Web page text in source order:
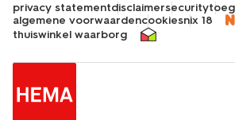
privacy statementdisclaimersecurity
algemene voorwaardencookiesnix 18
thuiswinkel waarborg